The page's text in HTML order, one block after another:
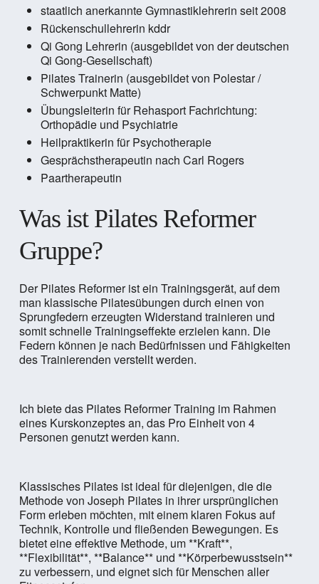
staatlich anerkannte Gymnastiklehrerin seit 2008
Rückenschullehrerin kddr
Qi Gong Lehrerin (ausgebildet von der deutschen
Qi Gong-Gesellschaft)
Pilates Trainerin (ausgebildet von Polestar /
Schwerpunkt Matte)
Übungsleiterin für Rehasport Fachrichtung:
Orthopädie und Psychiatrie
Heilpraktikerin für Psychotherapie
Gesprächstherapeutin nach Carl Rogers
Paartherapeutin
Was ist Pilates Reformer
Gruppe?
Der Pilates Reformer ist ein Trainingsgerät, auf dem
man klassische Pilatesübungen durch einen von
Sprungfedern erzeugten Widerstand trainieren und
somit schnelle Trainingseffekte erzielen kann. Die
Federn können je nach Bedürfnissen und Fähigkeiten
des Trainierenden verstellt werden.
Ich biete das Pilates Reformer Training im Rahmen
eines Kurskonzeptes an, das Pro Einheit von 4
Personen genutzt werden kann.
Klassisches Pilates ist ideal für diejenigen, die die
Methode von Joseph Pilates in ihrer ursprünglichen
Form erleben möchten, mit einem klaren Fokus auf
Technik, Kontrolle und fließenden Bewegungen. Es
bietet eine effektive Methode, um **Kraft**,
**Flexibilität**, **Balance** und **Körperbewusstsein**
zu verbessern, und eignet sich für Menschen aller